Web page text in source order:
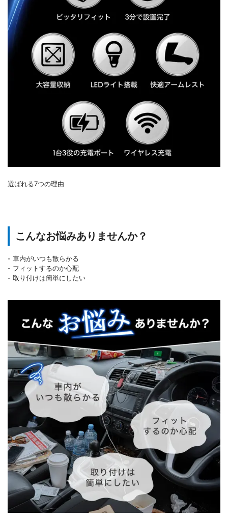
選ばれる7つの理由
こんなお悩みありませんか？
- 車内がいつも散らかる
- フィットするのか心配
- 取り付けは簡単にしたい